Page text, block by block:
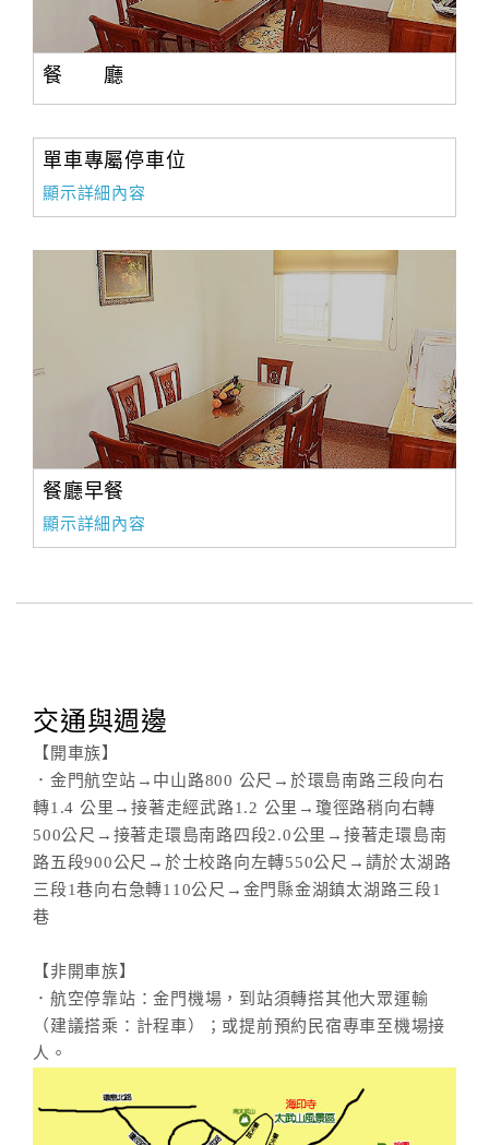
餐 廳
單車專屬停車位
顯示詳細內容
餐廳早餐
顯示詳細內容
交通與週邊
【開車族】
．金門航空站→中山路800 公尺→於環島南路三段向右
轉1.4 公里→接著走經武路1.2 公里→瓊徑路稍向右轉
500公尺→接著走環島南路四段2.0公里→接著走環島南
路五段900公尺→於士校路向左轉550公尺→請於太湖路
三段1巷向右急轉110公尺→金門縣金湖鎮太湖路三段1
巷
【非開車族】
．航空停靠站：金門機場，到站須轉搭其他大眾運輸
（建議搭乘：計程車）；或提前預約民宿專車至機場接
人。